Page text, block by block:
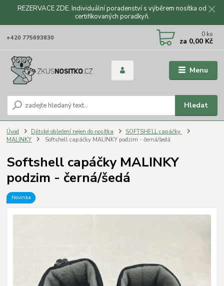
REZERVACE ZDE. Individuální poradenství s výběrem nosítka od
certifikovaných poradkyň.
Menu
Hledat
+420 775693830 0 ks
za 0,00 Kč
Úvod Dětské oblečení nejen do nosítka
SOFTSHELL capáčky
MALINKY
Softshell capáčky MALINKY podzim - černá/šedá
Softshell capáčky MALINKY
podzim - černá/šedá
Novinka